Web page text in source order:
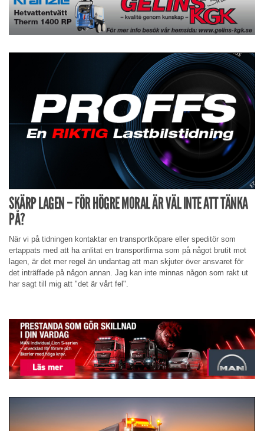
SKÄRP LAGEN – FÖR HÖGRE MORAL ÄR VÄL INTE ATT TÄNKA
PÅ?
När vi på tidningen kontaktar en transportköpare eller speditör som
ertappats med att ha anlitat en transportfirma som på något brutit mot
lagen, är det mer regel än undantag att man skjuter över ansvaret för
det inträffade på någon annan. Jag kan inte minnas någon som rakt ut
har sagt till mig att "det är vårt fel".